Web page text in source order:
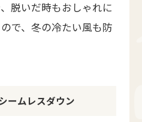
脱いだ時もおしゃれに
で、冬の冷たい風も防
ームレスダウン